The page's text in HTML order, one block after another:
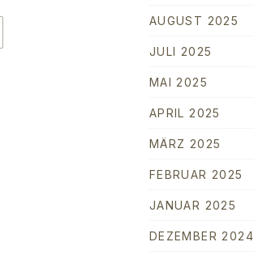
AUGUST 2025
JULI 2025
MAI 2025
APRIL 2025
MÄRZ 2025
FEBRUAR 2025
JANUAR 2025
DEZEMBER 2024